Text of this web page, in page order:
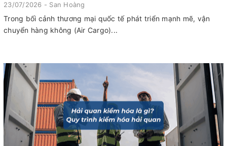
23/07/2026 - San Hoàng
Trong bối cảnh thương mại quốc tế phát triển mạnh mẽ, vận
chuyển hàng không (Air Cargo)...